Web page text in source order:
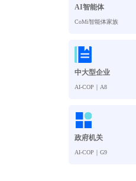
AI智能体
CoMi智能体家族
中大型企业
AI-COP｜A8
政府机关
AI-COP｜G9